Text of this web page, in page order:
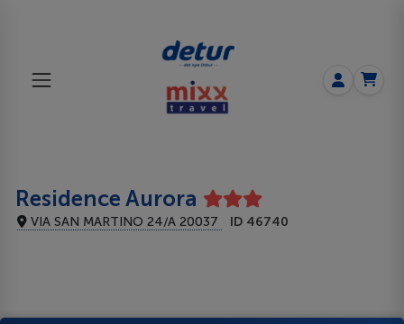
Residence Aurora
VIA SAN MARTINO 24/A 20037 ID 46740